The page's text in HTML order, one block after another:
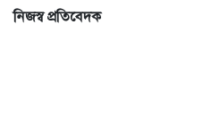
নিজস্ব প্রতিবেদক